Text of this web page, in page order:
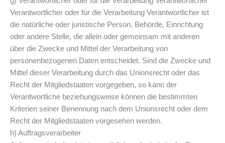
Verantwortlicher oder für die Verarbeitung Verantwortlicher ist
die natürliche oder juristische Person, Behörde, Einrichtung
oder andere Stelle, die allein oder gemeinsam mit anderen
über die Zwecke und Mittel der Verarbeitung von
personenbezogenen Daten entscheidet. Sind die Zwecke und
Mittel dieser Verarbeitung durch das Unionsrecht oder das
Recht der Mitgliedstaaten vorgegeben, so kann der
Verantwortliche beziehungsweise können die bestimmten
Kriterien seiner Benennung nach dem Unionsrecht oder dem
Recht der Mitgliedstaaten vorgesehen werden.
h) Auftragsverarbeiter